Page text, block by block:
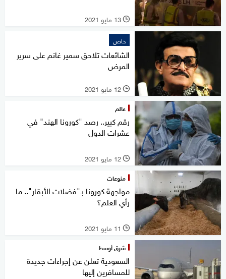
l 13 مايو 2021
خاص
الشائعات تلاحق سمير غانم على سرير
المرض
l 12 مايو 2021
عالم
رقم كبير.. رصد "كورونا الهند" في
عشرات الدول
l 12 مايو 2021
منوعات
مواجهة كورونا بـ"فضلات الأبقار".. ما
رأي العلم؟
l 11 مايو 2021
شرق أوسط
السعودية تعلن عن إجراءات جديدة
للمسافرين إليها